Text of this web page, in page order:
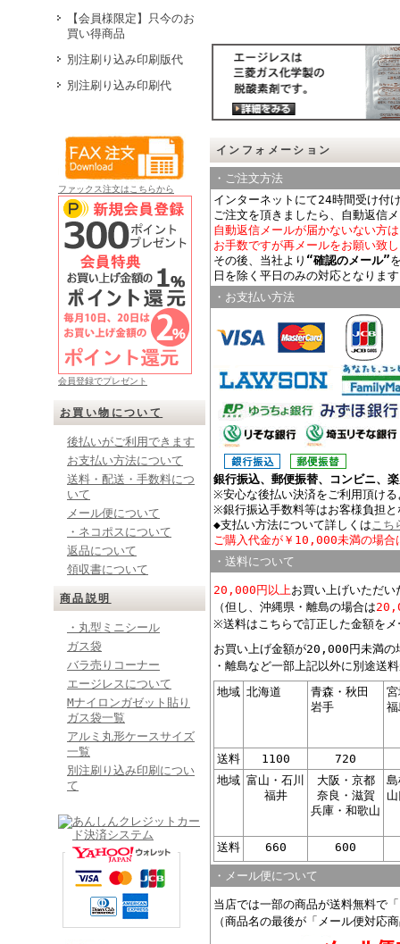
【会員様限定】只今のお
買い得商品
別注刷り込み印刷版代
別注刷り込み印刷代
ファックス注文はこちらから
会員登録でプレゼント
お買い物について
後払いがご利用できます
お支払い方法について
送料・配送・手数料につ
いて
メール便について
・ネコポスについて
返品について
領収書について
商品説明
・丸型ミニシール
ガス袋
バラ売りコーナー
エージレスについて
Mナイロンガゼット貼り
ガス袋一覧
アルミ丸形ケースサイズ
一覧
別注刷り込み印刷につい
て
インフォメーション
・ご注文方法
インターネットにて24時間受け付
ご注文を頂きましたら、自動返信
自動返信メールが届かないない方
お手数ですが再メールをお願い致
その後、当社より “確認のメール”
日を除く平日のみの対応となりま
・お支払い方法
銀行振込、郵便振替、コンビニ、
※安心な後払い決済をご利用頂け
※銀行振込手数料等はお客様負担
◆支払い方法について詳しくはこち
ご購入代金が￥10,000未満の場合
・送料について
20,000円以上お買い上げいただ
（但し、沖縄県・離島の場合は
※送料はこちらで訂正した金額を
お買い上げ金額が20,000円未満の
・離島など一部上記以外に別途送
地域 北海道
青森・秋田
岩手
送料 1100
720
地域 富山・石川
福井
大阪・京都
奈良・滋賀
兵庫・和歌山
送料 660 600
・メール便について
当店では一部の商品が送料無料で
（商品名の最後が「メール便対応